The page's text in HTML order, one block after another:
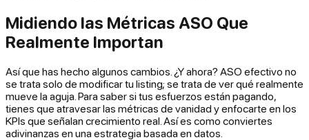
Midiendo las Métricas ASO Que
Realmente Importan
Así que has hecho algunos cambios. ¿Y ahora? ASO efectivo no
se trata solo de modificar tu listing; se trata de ver qué realmente
mueve la aguja. Para saber si tus esfuerzos están pagando,
tienes que atravesar las métricas de vanidad y enfocarte en los
KPIs que señalan crecimiento real. Así es como conviertes
adivinanzas en una estrategia basada en datos.